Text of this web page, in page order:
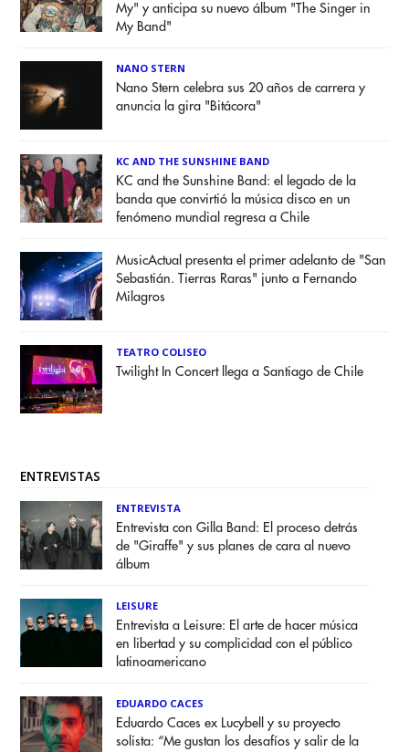
My" y anticipa su nuevo álbum "The Singer in
My Band"
NANO STERN
Nano Stern celebra sus 20 años de carrera y
anuncia la gira "Bitácora"
KC AND THE SUNSHINE BAND
KC and the Sunshine Band: el legado de la
banda que convirtió la música disco en un
fenómeno mundial regresa a Chile
MusicActual presenta el primer adelanto de "San
Sebastián. Tierras Raras" junto a Fernando
Milagros
TEATRO COLISEO
Twilight In Concert llega a Santiago de Chile
ENTREVISTAS
ENTREVISTA
Entrevista con Gilla Band: El proceso detrás
de "Giraffe" y sus planes de cara al nuevo
álbum
LEISURE
Entrevista a Leisure: El arte de hacer música
en libertad y su complicidad con el público
latinoamericano
EDUARDO CACES
Eduardo Caces ex Lucybell y su proyecto
solista: “Me gustan los desafíos y salir de la